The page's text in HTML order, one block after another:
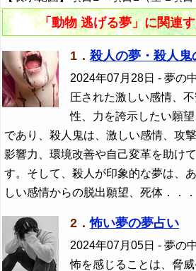
「動物 逃げる夢」に関連
1． 殺人の夢・殺人鬼
2024年07月28日 - 夢の
圧された激しい感情、
性、力を誇示したい願
であり、殺人鬼は、激しい感情、攻
影響力、環境改善や自己変革を助け
す。そして、殺人が印象的な夢は、
しい感情からの脱出願望、死体．．．
2．怖い夢の夢占い
2024年07月05日 - 夢の
怖を感じることは、脅